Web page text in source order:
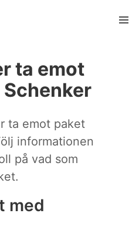
ta emot
ta emot paket
informationen
på vad som
med